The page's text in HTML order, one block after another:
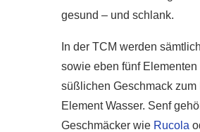
gesund – und schlank.
In der TCM werden
sowie eben fünf
süßlichen Geschmack
Element Wasser. Senf
Geschmäcker wie Rucola